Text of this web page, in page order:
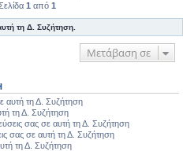
1 από 1
τη Δ. Συζήτηση.
Μετάβαση σε
αυτή τη Δ. Συζήτηση
τη Δ. Συζήτηση
σας σε αυτή τη Δ. Συζήτηση
σας σε αυτή τη Δ. Συζήτηση
τη Δ. Συζήτηση